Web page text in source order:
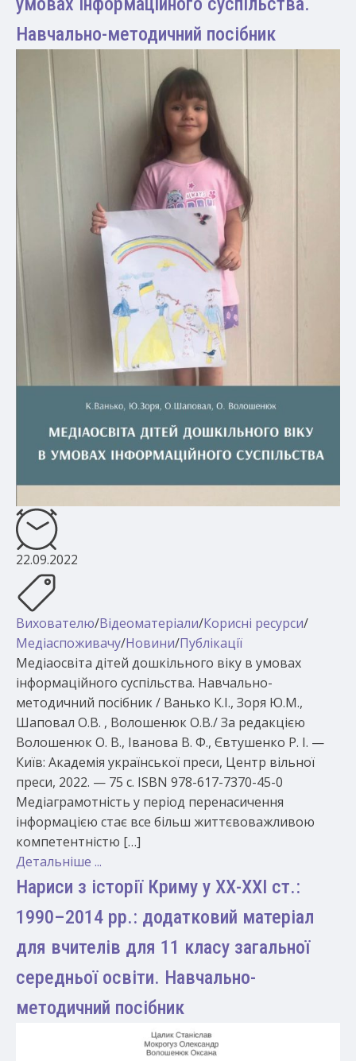
Навчально-методичний посібник
22.09.2022
Вихователю/Відеоматеріали/Корисні ресурси/
Медіаспоживачу/Новини/Публікації
Медіаосвіта дітей дошкільного віку в умовах
інформаційного суспільства. Навчально-
методичний посібник / Ванько К.І., Зоря Ю.М.,
Шаповал О.В. , Волошенюк О.В./ За редакцією
Волошенюк О. В., Іванова В. Ф., Євтушенко Р. І. —
Київ: Академія української преси, Центр вільної
преси, 2022. — 75 с. ISBN 978-617-7370-45-0
Медіаграмотність у період перенасичення
інформацією стає все більш життєвоважливою
компетентністю […]
Детальніше ...
Нариси з історії Криму у ХХ-ХХІ ст.:
1990–2014 рр.: додатковий матеріал
для вчителів для 11 класу загальної
середньої освіти. Навчально-
методичний посібник